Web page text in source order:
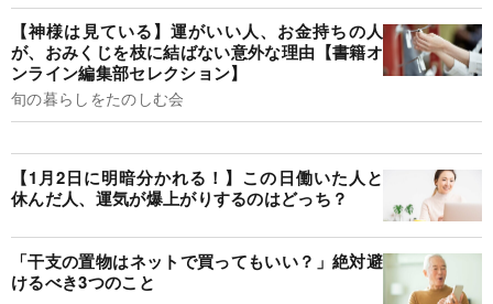
【神様は見ている】運がいい人、お金持ちの人
が、おみくじを枝に結ばない意外な理由【書籍オ
ンライン編集部セレクション】
旬の暮らしをたのしむ会
【1月2日に明暗分かれる！】この日働いた人と
休んだ人、運気が爆上がりするのはどっち？
「干支の置物はネットで買ってもいい？」絶対避
けるべき3つのこと